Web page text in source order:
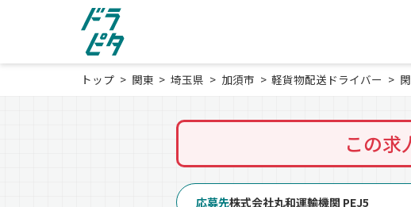
トップ 関東 埼玉県 加須市 軽貨物配送ドライバー
この求
応募先株式会社丸和運輸機関 PEJ5